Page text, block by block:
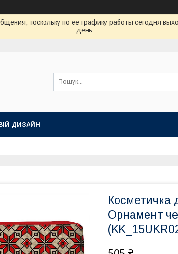
поскольку по ее графику работы сегодня
день.
ДИЗАЙН
Косметичка
Орнамент